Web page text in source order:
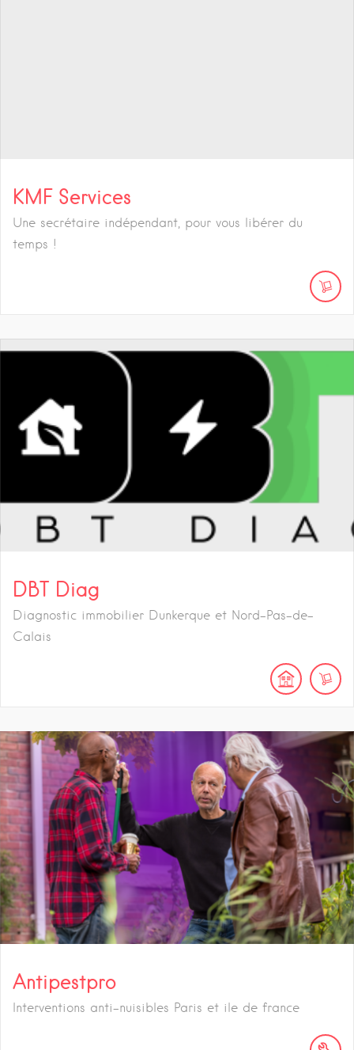
KMF Services
Une secrétaire indépendant, pour vous libérer du
temps !
DBT Diag
Diagnostic immobilier Dunkerque et Nord-Pas-de-
Calais
Antipestpro
Interventions anti-nuisibles Paris et ile de france